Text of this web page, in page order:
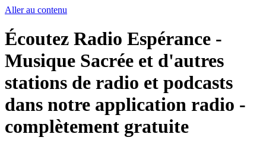
Aller au contenu
Écoutez Radio Espérance -
Musique Sacrée et d'autres
stations de radio et podcasts
dans notre application radio -
complètement gratuite